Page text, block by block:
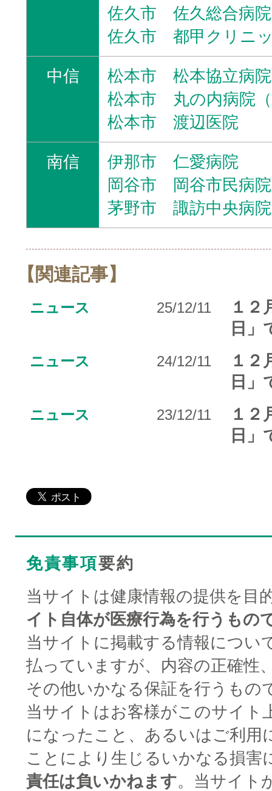
佐久市 佐久総合病
佐久市 都甲クリニ
中信
松本市 松本協立病院
松本市 丸の内病院
松本市 渡辺医院
南信
伊那市 仁愛病院
岡谷市 岡谷市民病
茅野市 諏訪中央病院
【関連記事】
ニュース 25/12/11
１２
日」
ニュース 24/12/11
１２
日」
ニュース 23/12/11
１２
日」
免責事項要約
当サイトは健康情報の提供を目
イト自体が医療行為を行うもの
当サイトに掲載する情報につい
払っていますが、内容の正確性
その他いかなる保証を行うもの
当サイトはお客様がこのサイト
になったこと、あるいはご利用
ことにより生じるいかなる損害
責任は負いかねます。当サイト